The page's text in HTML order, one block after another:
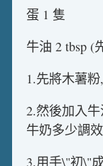
蛋 1 隻
牛油 2 tbsp (
1.先將木薯
2.然後加入
牛奶多少調
3.用手\"初\"